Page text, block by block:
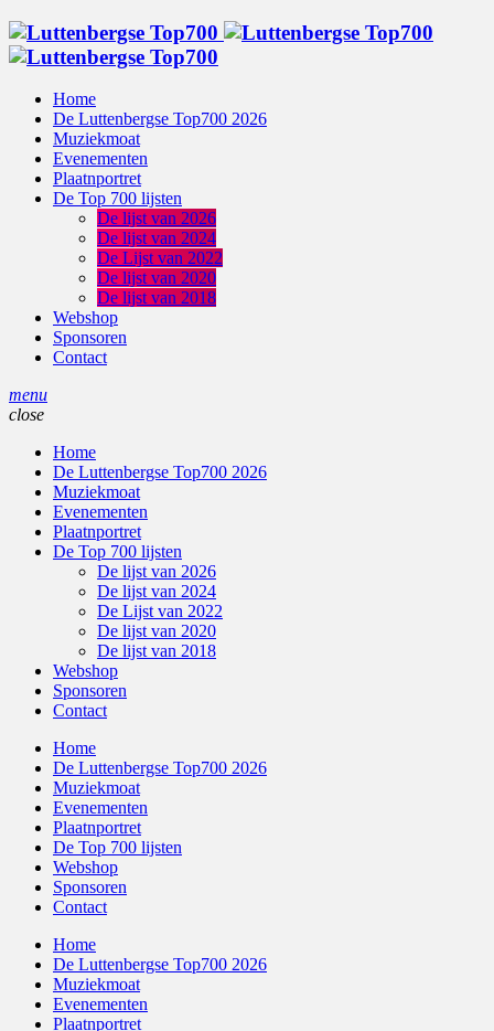
Home
De Luttenbergse Top700 2026
Muziekmoat
Evenementen
Plaatnportret
De Top 700 lijsten
De lijst van 2026
De lijst van 2024
De Lijst van 2022
De lijst van 2020
De lijst van 2018
Webshop
Sponsoren
Contact
menu
close
Home
De Luttenbergse Top700 2026
Muziekmoat
Evenementen
Plaatnportret
De Top 700 lijsten
De lijst van 2026
De lijst van 2024
De Lijst van 2022
De lijst van 2020
De lijst van 2018
Webshop
Sponsoren
Contact
Home
De Luttenbergse Top700 2026
Muziekmoat
Evenementen
Plaatnportret
De Top 700 lijsten
Webshop
Sponsoren
Contact
Home
De Luttenbergse Top700 2026
Muziekmoat
Evenementen
Plaatnportret